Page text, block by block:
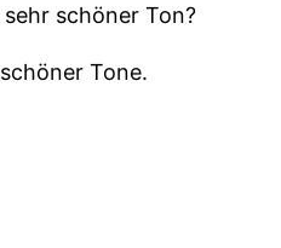
schöner Ton?
Tone.